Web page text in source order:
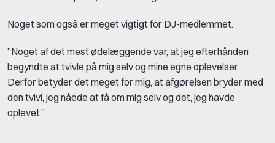
Noget som også er meget vigtigt for DJ-medlemmet.
”Noget af det mest ødelæggende var, at jeg efterhånden
begyndte at tvivle på mig selv og mine egne oplevelser.
Derfor betyder det meget for mig, at afgørelsen bryder med
den tvivl, jeg nåede at få om mig selv og det, jeg havde
oplevet.”